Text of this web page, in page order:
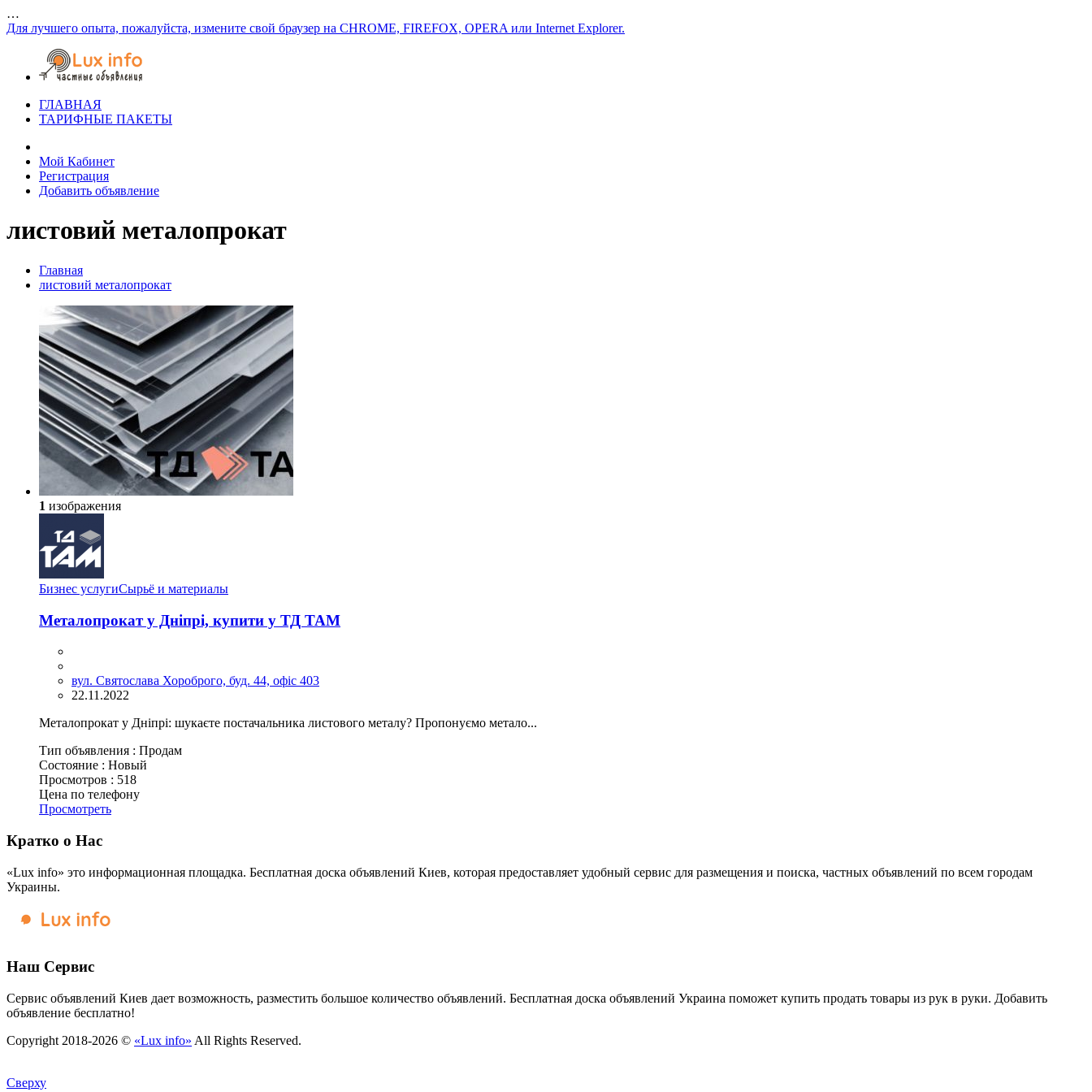
…
Для лучшего опыта, пожалуйста, измените свой браузер на CHROME, FIREFOX, OPERA или Internet Explorer.
ГЛАВНАЯ
ТАРИФНЫЕ ПАКЕТЫ
Мой Кабинет
Регистрация
Добавить объявление
листовий металопрокат
Главная
листовий металопрокат
1 изображения
Бизнес услугиСырьё и материалы
Металопрокат у Дніпрі, купити у ТД ТАМ
вул. Святослава Хороброго, буд. 44, офіс 403
22.11.2022
Металопрокат у Дніпрі: шукаєте постачальника листового металу? Пропонуємо метало...
Тип объявления : Продам
Состояние : Новый
Просмотров : 518
Цена по телефону
Просмотреть
Кратко о Нас
«Lux info» это информационная площадка. Бесплатная доска объявлений Киев, которая предоставляет удобный сервис для размещения и поиска, частных объявлений по всем городам
Украины.
Наш Сервис
Сервис объявлений Киев дает возможность, разместить большое количество объявлений. Бесплатная доска объявлений Украина поможет купить продать товары из рук в руки. Добавить
объявление бесплатно!
Copyright 2018-2026 © «Lux info» All Rights Reserved.
Сверху